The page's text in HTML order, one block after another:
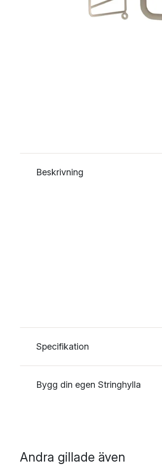
Beskrivning
Specifikation
Bygg din egen Stringhylla
Andra gillade även